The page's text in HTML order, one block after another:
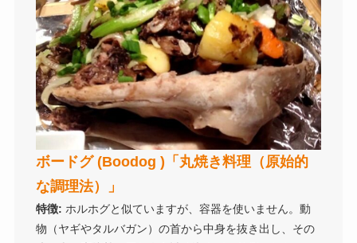
ボードグ (Boodog )「丸焼き料理（原始的
な調理法）」
特徴: ホルホグと似ていますが、容器を使いません。動
物（ヤギやタルバガン）の首から中身を抜き出し、その